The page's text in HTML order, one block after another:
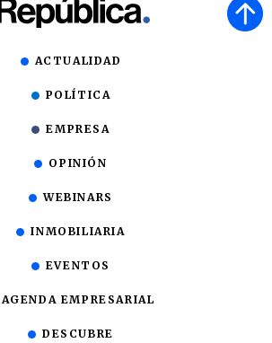
ACTUALIDAD
POLÍTICA
EMPRESA
OPINIÓN
WEBINARS
INMOBILIARIA
EVENTOS
AGENDA EMPRESARIAL
DESCUBRE